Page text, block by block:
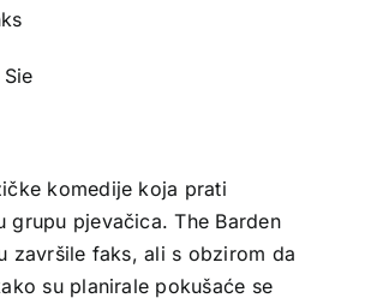
komedije koja prati
grupu pjevačica. The Barden
završile faks, ali s obzirom da
su planirale pokušaće se